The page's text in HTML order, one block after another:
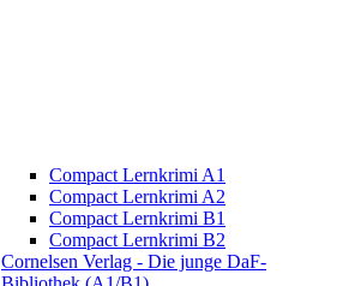
Compact Lernkrimi A1
Compact Lernkrimi A2
Compact Lernkrimi B1
Compact Lernkrimi B2
Cornelsen Verlag - Die junge DaF-